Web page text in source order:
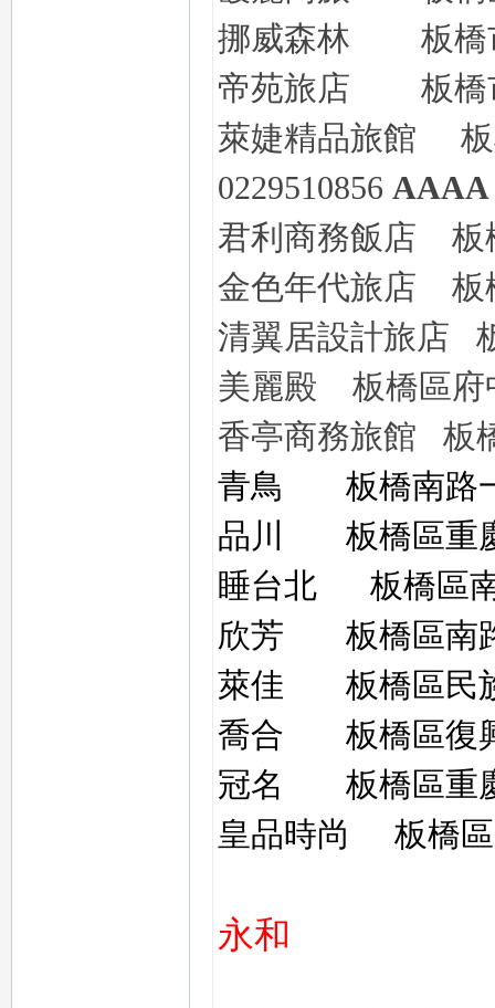
挪威森林
板
帝苑旅店
板
萊婕精品旅館
0229510856 AAAA
君利商務飯店
板
金色年代旅店
板
清翼居設計旅店
美麗殿 板橋區府
香亭商務旅館 板
青鳥
板橋南路
品川
板橋區重
睡台北
板橋區
欣芳
板橋區南
萊佳
板橋區民
喬合
板橋區復
冠名
板橋區重
皇品時尚
板橋
永和